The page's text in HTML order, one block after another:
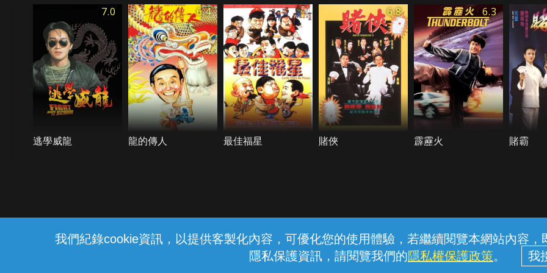
我們紀錄cookie資訊，以提供客製化內容，可優化您的使用體驗，若繼續閱覽本網站內容
隱私保護資訊，請閱覽我們的隱私權保護政策。
7.0
逃學威龍
6.4
龍的傳人 最佳福星
6.8
賭俠
6.3
霹靂火 賭霸
線上客服 服務條款 隱私權保護
中華電信股份有限公司個人家庭分公司 (統一編號：96979949) © 2026